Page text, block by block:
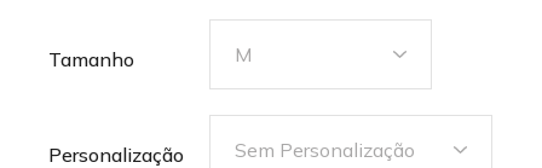
Tamanho
Personalização